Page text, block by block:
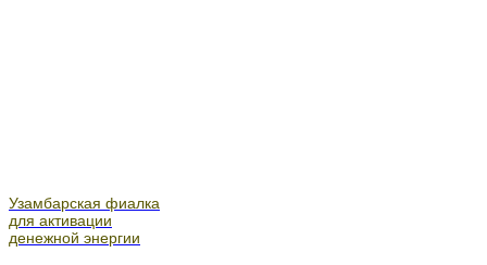
Узамбарская фиалка
для активации
денежной энергии